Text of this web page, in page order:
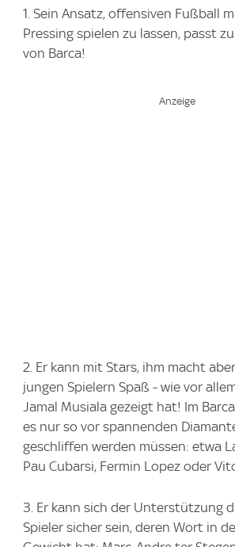
1. Sein Ansatz, offensiven Fußball
Pressing spielen zu lassen, passt
von Barca!
2. Er kann mit Stars, ihm macht
jungen Spielern Spaß - wie vor
Jamal Musiala gezeigt hat! Im
es nur so vor spannenden
geschliffen werden müssen: etwa
Pau Cubarsi, Fermin Lopez oder
3. Er kann sich der Unterstützung
Spieler sicher sein, deren Wort in